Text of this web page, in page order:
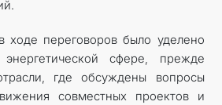
ходе переговоров было уделено
энергетической сфере, прежде
где обсуждены вопросы
совместных проектов и